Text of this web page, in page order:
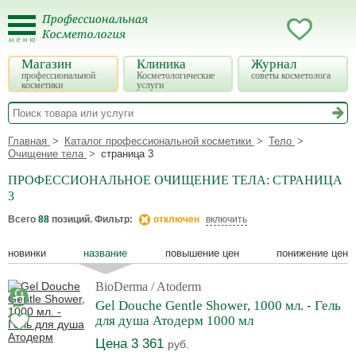
Магазин
профессиональной
косметики
Клиника
Косметологические
услуги
Журнал
советы косметолога
Главная Каталог профессиональной косметики
Тело
Очищение тела
страница 3
ПРОФЕССИОНАЛЬНОЕ ОЧИЩЕНИЕ ТЕЛА: СТРАНИЦА
3
Всего 88 позиций. Фильтр: отключен включить
новинки название повышение цен понижение цен
BioDerma / Atoderm
Gel Douche Gentle Shower, 1000 мл. - Гель
для душа Атодерм 1000 мл
Цена 3 361 руб.